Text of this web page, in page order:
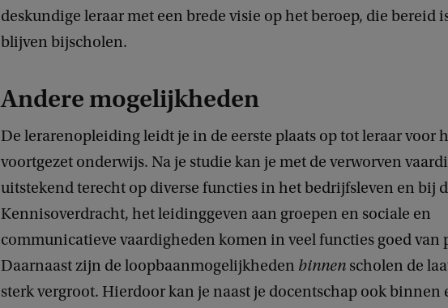
deskundige leraar met een brede visie op het beroep, die bereid
blijven bijscholen.
Andere mogelijkheden
De lerarenopleiding leidt je in de eerste plaats op tot leraar voor
voortgezet onderwijs. Na je studie kan je met de verworven
uitstekend terecht op diverse functies in het bedrijfsleven en bij
Kennisoverdracht, het leidinggeven aan groepen en sociale en
communicatieve vaardigheden komen in veel functies goed van
Daarnaast zijn de loopbaanmogelijkheden binnen scholen de
sterk vergroot. Hierdoor kan je naast je docentschap ook binnen